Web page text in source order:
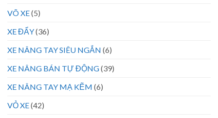
VÕ XE(5)
XE ĐẨY(36)
XE NÂNG TAY SIÊU NGẮN (6)
XE NÂNG BÁN TỰ ĐỘNG(39)
XE NÂNG TAY MẠ KẼM (6)
VỎ XE(42)